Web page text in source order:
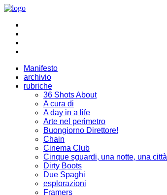
Manifesto
archivio
rubriche
36 Shots About
A cura di
A day in a life
Arte nel perimetro
Buongiorno Direttore!
Chain
Cinema Club
Cinque sguardi, una notte, una città
Dirty Boots
Due Spaghi
esplorazioni
Framers